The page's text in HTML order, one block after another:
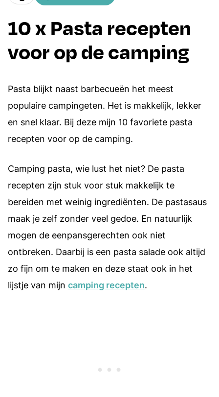
10 x Pasta recepten
voor op de camping
Pasta blijkt naast barbecueën het meest
populaire campingeten. Het is makkelijk, lekker
en snel klaar. Bij deze mijn 10 favoriete pasta
recepten voor op de camping.
Camping pasta, wie lust het niet? De pasta
recepten zijn stuk voor stuk makkelijk te
bereiden met weinig ingrediënten. De pastasaus
maak je zelf zonder veel gedoe. En natuurlijk
mogen de eenpansgerechten ook niet
ontbreken. Daarbij is een pasta salade ook altijd
zo fijn om te maken en deze staat ook in het
lijstje van mijn camping recepten.